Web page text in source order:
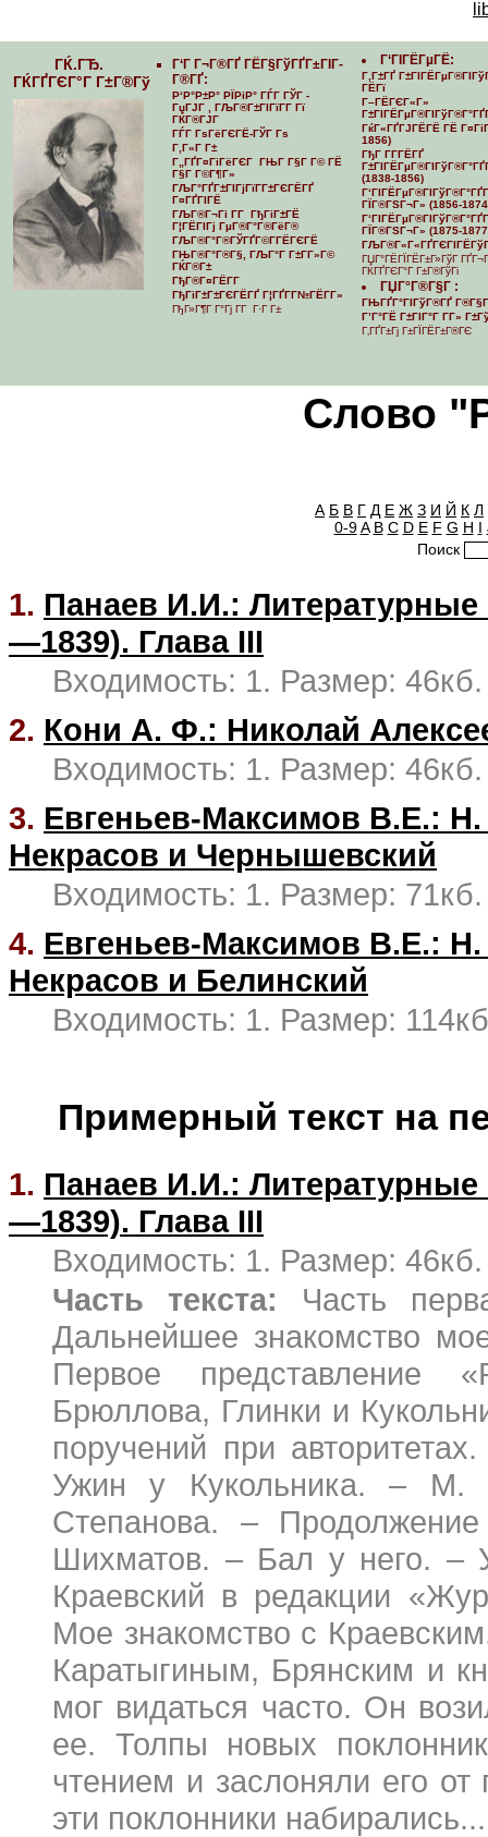
ГЌ.ГЂ.
ГЌГҐГЄГ°Г Г±Г®Гў
Г‘Г Г¬Г®ГҐ ГЁГ§ГўГҐГ±ГІГ­
Г®ГҐ:
Р‘Р°Р±Р° РЇРіР° ГЃГ ГЎГ -
ГџГЈГ , ГЉГ®Г±ГІГїГ­Г Гї
ГЌГ®ГЈГ
ГЃГ ГѕГёГЄГЁ-ГЎГ Гѕ
Г‚Г«Г Г±
Г„ГҐГ¤ГіГёГЄГ ГЊГ Г§Г Г© ГЁ
Г§Г Г©Г¶Г»
ГЉГ°ГҐГ±ГІГјГїГ­Г±ГЄГЁГҐ
Г¤ГҐГІГЁ
ГЉГ®Г¬Гі Г­Г ГђГіГ±ГЁ
Г¦ГЁГІГј ГµГ®Г°Г®ГёГ®
ГЉГ®Г°Г®ГЎГҐГ©Г­ГЁГЄГЁ
ГЊГ®Г°Г®Г§, ГЉГ°Г Г±Г­Г»Г©
ГЌГ®Г±
ГђГ®Г¤ГЁГ­Г
ГђГіГ±Г±ГЄГЁГҐ Г¦ГҐГ­Г№ГЁГ­Г»
ГђГ»Г¶Г Г°Гј Г­Г Г·Г Г±
Г‘ГІГЁГµГЁ:
Г‚Г±ГҐ
ГЁГї
Г–ГЁГЄГ«Г»
ГќГ«ГҐГЈГЁГЁ ГЁ
1856)
ГђГ Г­Г­ГЁГҐ
(1838-1856)
ГЇГ®ГЅГ¬Г» (1856-
ГЇГ®ГЅГ¬Г» (1875-
ГЏГ°ГЁГЇГЁГ±Г»ГўГ
ГЌГҐГЄГ°Г Г±Г®ГўГі
ГЏГ°Г®Г§Г :
ГЊГҐГ°ГІГўГ®ГҐ
Г’Г°ГЁ Г±ГІГ°Г Г­Г»
Г‚ГҐГ±Гј Г±ГЇГЁГ±Г®ГЄ
Cлово
А Б В Г Д Е Ж З И Й К Л
0-9 A B C D E F G H I
Поиск
1. Панаев И.И.: Литературные
—1839). Глава III
Входимость: 1. Размер: 46кб.
2. Кони А. Ф.: Николай
Входимость: 1. Размер: 46кб.
3. Евгеньев-Максимов В.Е.:
Некрасов и Чернышевский
Входимость: 1. Размер: 71кб.
4. Евгеньев-Максимов В.Е.:
Некрасов и Белинский
Входимость: 1. Размер:
Примерный текст на
1. Панаев И.И.: Литературные
—1839). Глава III
Входимость: 1. Размер: 46кб.
Часть текста: Часть
Дальнейшее знакомство
Первое представление
Брюллова, Глинки и
поручений при
Ужин у Кукольника. – М.
Степанова. –
Шихматов. – Бал у него. –
Краевский в редакции
Мое знакомство с
Каратыгиным, Брянским и
мог видаться часто. Он
ее. Толпы новых
чтением и заслоняли его
эти поклонники набирались...